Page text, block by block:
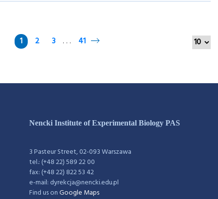
1 2 3 . . . 41
Nencki Institute of Experimental Biology PAS
3 Pasteur Street, 02-093 Warszawa
tel.: (+48 22) 589 22 00
fax: (+48 22) 822 53 42
e-mail: dyrekcja@nencki.edu.pl
Find us onGoogle Maps